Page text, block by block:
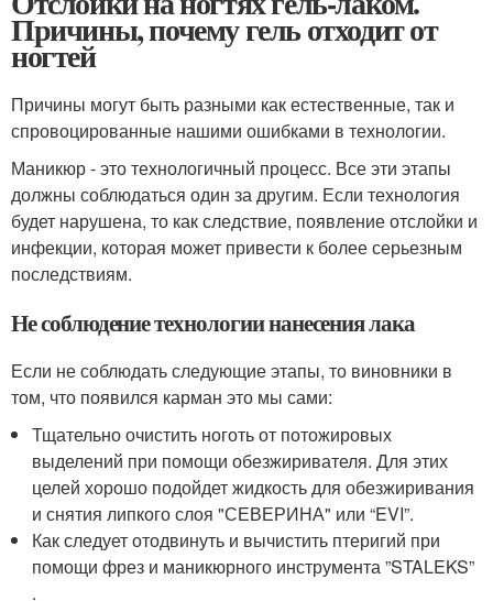
Причины, почему гель отходит от
ногтей
Причины могут быть разными как естественные, так и
спровоцированные нашими ошибками в технологии.
Маникюр - это технологичный процесс. Все эти этапы
должны соблюдаться один за другим. Если технология
будет нарушена, то как следствие, появление отслойки и
инфекции, которая может привести к более серьезным
последствиям.
Не соблюдение технологии нанесения лака
Если не соблюдать следующие этапы, то виновники в
том, что появился карман это мы сами:
Тщательно очистить ноготь от потожировых
выделений при помощи обезжиривателя. Для этих
целей хорошо подойдет жидкость для обезжиривания
и снятия липкого слоя "СЕВЕРИНА" или “EVI”.
Как следует отодвинуть и вычистить птеригий при
помощи фрез и маникюрного инструмента ”STALEKS”
.